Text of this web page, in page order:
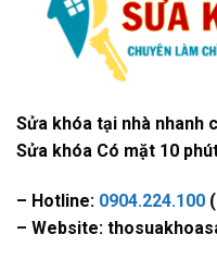
Sửa khóa tại nhà nhanh
Sửa khóa Có mặt 10
– Hotline: 0904.224.100
– Website: